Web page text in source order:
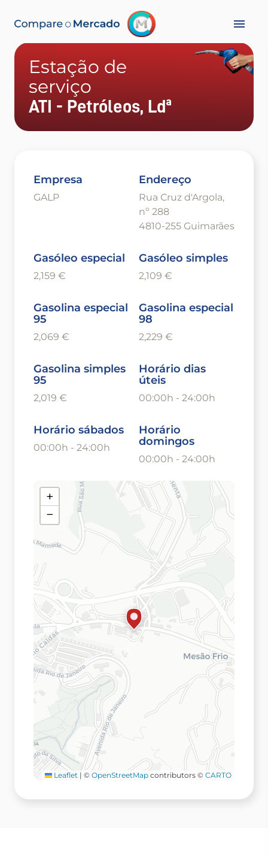
Estação de
serviço
ATI - Petróleos, Ldª
Empresa
GALP
Endereço
Rua Cruz d'Argola,
nº 288
4810-255 Guimarães
Gasóleo especial
2,159 €
Gasóleo simples
2,109 €
Gasolina especial
95
2,069 €
Gasolina especial
98
2,229 €
Gasolina simples
95
2,019 €
Horário dias
úteis
00:00h - 24:00h
Horário sábados
00:00h - 24:00h
Horário
domingos
00:00h - 24:00h
+
−
Leaflet | © OpenStreetMap contributors © CARTO